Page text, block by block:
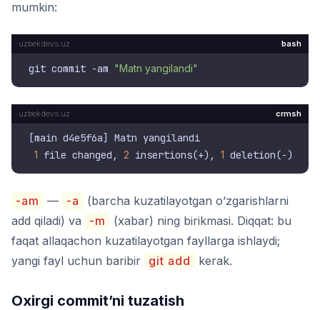
mumkin:
bash
git commit -am "Matn yangilandi"
crmsh
[main d4e5f6a] Matn yangilandi
1 file changed, 2 insertions(+), 1
-am — -a
(barcha kuzatilayotgan o’zgarishlarni
add qiladi) va
-m
(xabar) ning birikmasi. Diqqat: bu
faqat allaqachon kuzatilayotgan fayllarga ishlaydi;
yangi fayl uchun baribir git add kerak.
Oxirgi commit’ni tuzatish